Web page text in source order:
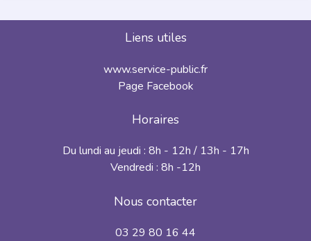
Liens utiles
www.service-public.fr
Page Facebook
Horaires
Du lundi au jeudi : 8h - 12h / 13h - 17h
Vendredi : 8h -12h
Nous contacter
03 29 80 16 44